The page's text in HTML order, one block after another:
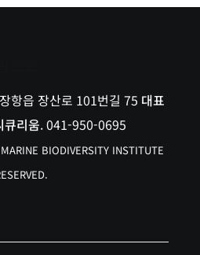
항읍 장산로 101번길 75 대표
큐리움. 041-950-0695
BIODIVERSITY INSTITUTE